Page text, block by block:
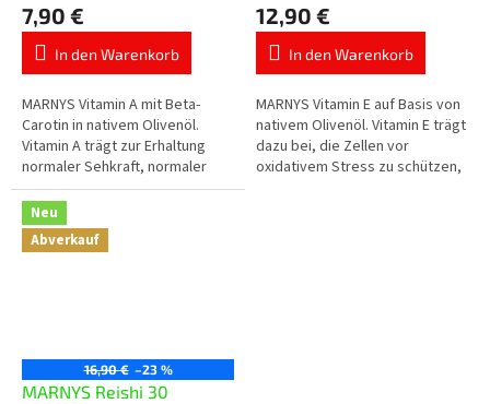
Produktbewertung
ist
5,0
5
Sternen.
7,90 €
In den Warenkorb
MARNYS Vitamin A mit Beta-
Carotin in nativem Olivenöl.
Vitamin A trägt zur Erhaltung
normaler Sehkraft, normaler
Haut und normaler Schleimhäute
bei und unterstützt die
normale...
Produktbewertung
ist
5,0
5
Sternen.
12,90 €
In den Warenkorb
MARNYS Vitamin E auf Basis von
nativem Olivenöl. Vitamin E trägt
dazu bei, die Zellen vor
oxidativem Stress zu schützen,
Neu
Abverkauf
16,90 € –23 %
MARNYS Reishi 30